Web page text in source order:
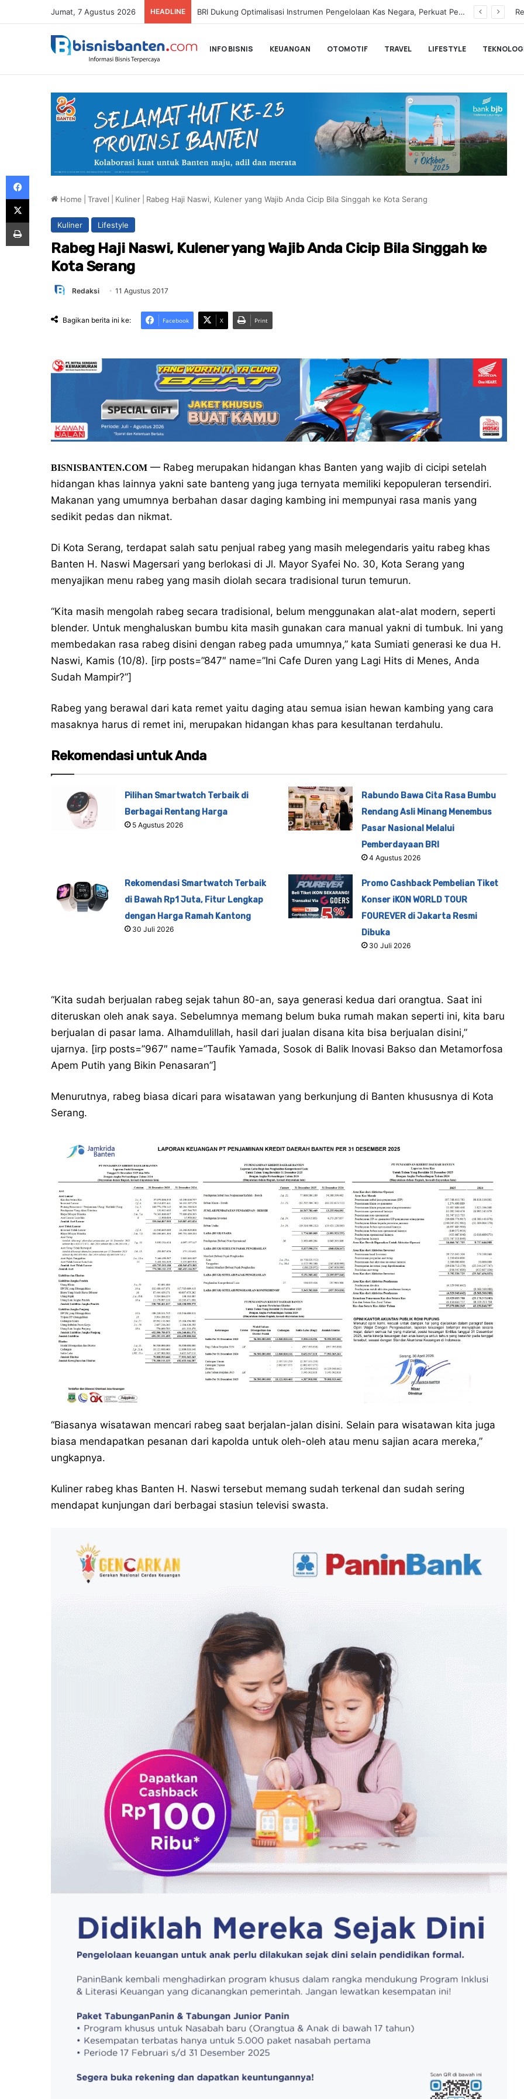
Jumat, 7 Agustus 2026 HEADLINE Hampir Sentuh 70.000 Pengguna, Polytron Optimis Sambut Ajang GIIAS 2026 dengan Respon Positif
INFO BISNIS KEUANGAN OTOMOTIF TRAVEL LIFESTYLE
Home Travel Kuliner Rabeg Haji Naswi, Kulener yang Wajib Anda Cicip Bila Singgah ke Kota Serang
Kuliner Lifestyle
Rabeg Haji Naswi, Kulener yang Wajib Anda Cicip Bila Singgah ke
Kota Serang
Redaksi 11 Agustus 2017
Bagikan berita ini ke: Facebook X Print
BISNISBANTEN.COM — Rabeg merupakan hidangan khas Banten yang wajib di cicipi setelah
hidangan khas lainnya yakni sate banteng yang juga ternyata memiliki kepopuleran tersendiri.
Makanan yang umumnya berbahan dasar daging kambing ini mempunyai rasa manis yang
sedikit pedas dan nikmat.
Di Kota Serang, terdapat salah satu penjual rabeg yang masih melegendaris yaitu rabeg khas
Banten H. Naswi Magersari yang berlokasi di Jl. Mayor Syafei No. 30, Kota Serang yang
menyajikan menu rabeg yang masih diolah secara tradisional turun temurun.
“Kita masih mengolah rabeg secara tradisional, belum menggunakan alat-alat modern, seperti
blender. Untuk menghaluskan bumbu kita masih gunakan cara manual yakni di tumbuk. Ini yang
membedakan rasa rabeg disini dengan rabeg pada umumnya,” kata Sumiati generasi ke dua H.
Naswi, Kamis (10/8). [irp posts=”847″ name=”Ini Cafe Duren yang Lagi Hits di Menes, Anda
Sudah Mampir?”]
Rabeg yang berawal dari kata remet yaitu daging atau semua isian hewan kambing yang cara
masaknya harus di remet ini, merupakan hidangan khas para kesultanan terdahulu.
Rekomendasi untuk Anda
Pilihan Smartwatch Terbaik di
Berbagai Rentang Harga
5 Agustus 2026
Rabundo Bawa Cita Rasa Bumbu
Rendang Asli Minang Menembus
Pasar Nasional Melalui
Pemberdayaan BRI
4 Agustus 2026
Rekomendasi Smartwatch Terbaik
di Bawah Rp1 Juta, Fitur Lengkap
dengan Harga Ramah Kantong
30 Juli 2026
Promo Cashback Pembelian Tiket
Konser iKON WORLD TOUR
FOUREVER di Jakarta Resmi
Dibuka
30 Juli 2026
“Kita sudah berjualan rabeg sejak tahun 80-an, saya generasi kedua dari orangtua. Saat ini
diteruskan oleh anak saya. Sebelumnya memang belum buka rumah makan seperti ini, kita baru
berjualan di pasar lama. Alhamdulillah, hasil dari jualan disana kita bisa berjualan disini,”
ujarnya. [irp posts=”967″ name=”Taufik Yamada, Sosok di Balik Inovasi Bakso dan Metamorfosa
Apem Putih yang Bikin Penasaran”]
Menurutnya, rabeg biasa dicari para wisatawan yang berkunjung di Banten khususnya di Kota
Serang.
“Biasanya wisatawan mencari rabeg saat berjalan-jalan disini. Selain para wisatawan kita juga
biasa mendapatkan pesanan dari kapolda untuk oleh-oleh atau menu sajian acara mereka,”
ungkapnya.
Kuliner rabeg khas Banten H. Naswi tersebut memang sudah terkenal dan sudah sering
mendapat kunjungan dari berbagai stasiun televisi swasta.
Facebook